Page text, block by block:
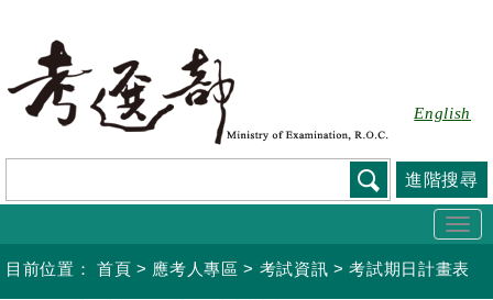
要
容
English
進階搜尋
目前位置： 首頁 > 應考人專區 > 考試資訊 >考試期日計畫表